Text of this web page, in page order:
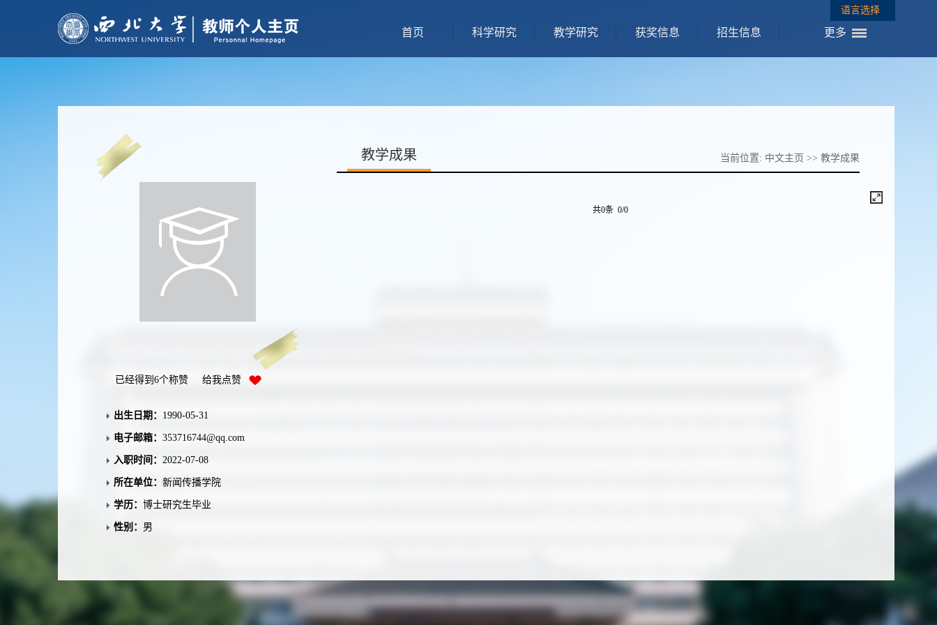
语言选择
首页 科学研究 教学研究 获奖信息 招生信息 更多
已经得到 6个称赞 给我点赞
出生日期： 1990-05-31
电子邮箱： 353716744@qq.com
入职时间： 2022-07-08
所在单位： 新闻传播学院
学历： 博士研究生毕业
性别： 男
教学成果 当前位置: 中文主页 >> 教学成果
共0条 0/0